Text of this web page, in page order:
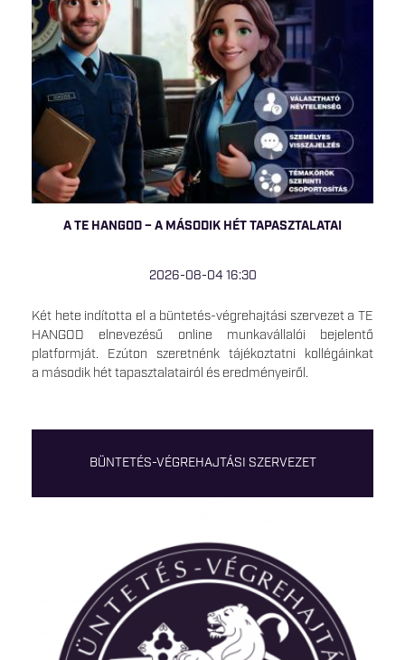
A TE HANGOD – A MÁSODIK HÉT TAPASZTALATAI
2026-08-04 16:30
Két hete indította el a büntetés-végrehajtási szervezet a TE
HANGOD elnevezésű online munkavállalói bejelentő
platformját. Ezúton szeretnénk tájékoztatni kollégáinkat
a második hét tapasztalatairól és eredményeiről.
BÜNTETÉS-VÉGREHAJTÁSI SZERVEZET